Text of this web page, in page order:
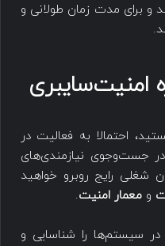
و برای مدت زمان طولانی و
امنیت‌سایبری
احتمالا به فعالیت در
در جست‌وجوی نیازمندی‌های
شغلی رایج روبرو خواهید
و معمار امنیت.
سیستم‌ها را شناسایی و